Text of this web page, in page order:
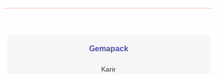
Gemapack
Karir